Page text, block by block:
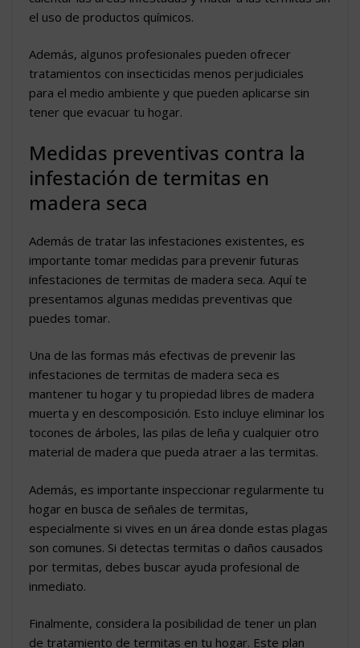
el uso de productos químicos.
Además, algunos profesionales pueden ofrecer
tratamientos con insecticidas menos perjudiciales
para el medio ambiente y que pueden aplicarse sin
tener que evacuar tu hogar.
Medidas preventivas contra la
infestación de termitas en
madera seca
Además de tratar las infestaciones existentes, es
importante tomar medidas para prevenir futuras
infestaciones de termitas de madera seca. Aquí te
presentamos algunas medidas preventivas que
puedes tomar.
Una de las formas más efectivas de prevenir las
infestaciones de termitas de madera seca es
mantener tu hogar y tu propiedad libres de madera
muerta y en descomposición. Esto incluye eliminar los
tocones de árboles, las pilas de leña y cualquier otro
material de madera que pueda atraer a las termitas.
Además, es importante inspeccionar regularmente tu
hogar en busca de señales de termitas,
especialmente si vives en un área donde estas plagas
son comunes. Si detectas termitas o daños causados
por termitas, debes buscar ayuda profesional de
inmediato.
Finalmente, considera la posibilidad de tener un plan
de tratamiento de termitas en tu hogar. Este plan